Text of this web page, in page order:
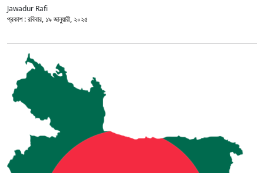
Jawadur Rafi
প্রকাশ :রবিবার, ১৯ জানুয়ারী, ২০২৫